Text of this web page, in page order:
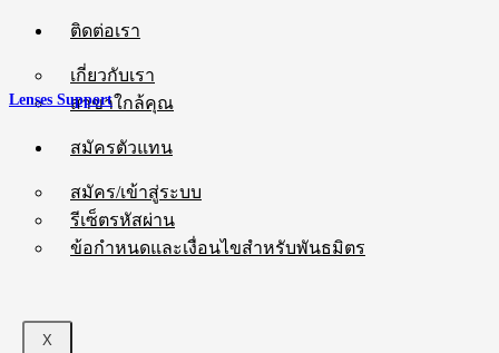
ติดต่อเรา
เกี่ยวกับเรา
สาขาใกล้คุณ
สมัครตัวแทน
สมัคร/เข้าสู่ระบบ
รีเซ็ตรหัสผ่าน
ข้อกำหนดและเงื่อนไขสำหรับพันธมิตร
X
Lenses Support